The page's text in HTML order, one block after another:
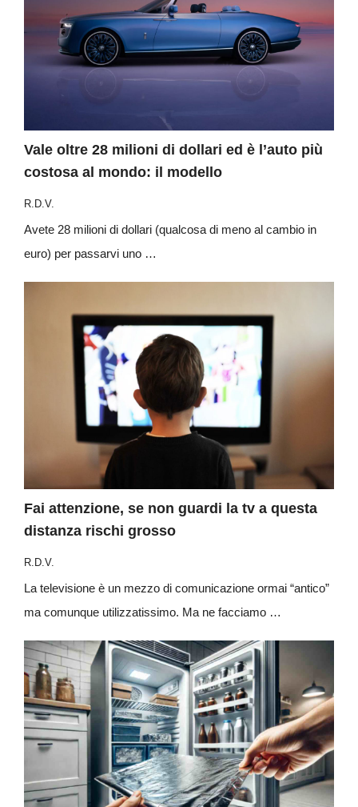
Vale oltre 28 milioni di dollari ed è l’auto più
costosa al mondo: il modello
R.D.V.
Avete 28 milioni di dollari (qualcosa di meno al cambio in
euro) per passarvi uno …
Fai attenzione, se non guardi la tv a questa
distanza rischi grosso
R.D.V.
La televisione è un mezzo di comunicazione ormai “antico”
ma comunque utilizzatissimo. Ma ne facciamo …